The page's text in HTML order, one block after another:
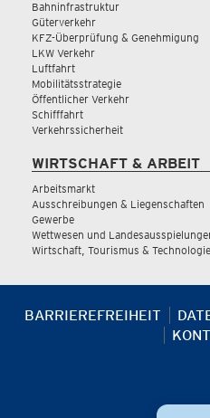
Bahninfrastruktur
Güterverkehr
KFZ-Überprüfung & Genehmigung
LKW Verkehr
Luftfahrt
Mobilitätsstrategie
Öffentlicher Verkehr
Schifffahrt
Verkehrssicherheit
WIRTSCHAFT & ARBEIT
Arbeitsmarkt
Ausschreibungen & Liegenschaften
Gewerbe
Wettwesen und
Wirtschaft, Tourismus & Technologie
BARRIEREFREIHEIT